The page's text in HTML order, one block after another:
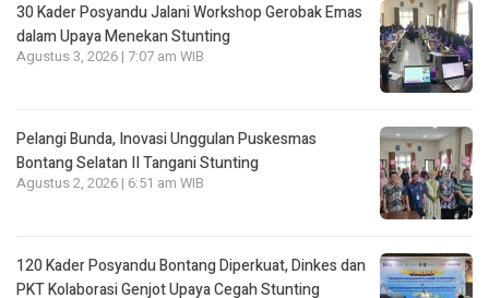
30 Kader Posyandu Jalani Workshop Gerobak Emas
dalam Upaya Menekan Stunting
Agustus 3, 2026 | 7:07 am WIB
Pelangi Bunda, Inovasi Unggulan Puskesmas
Bontang Selatan II Tangani Stunting
Agustus 2, 2026 | 6:51 am WIB
120 Kader Posyandu Bontang Diperkuat, Dinkes dan
PKT Kolaborasi Genjot Upaya Cegah Stunting